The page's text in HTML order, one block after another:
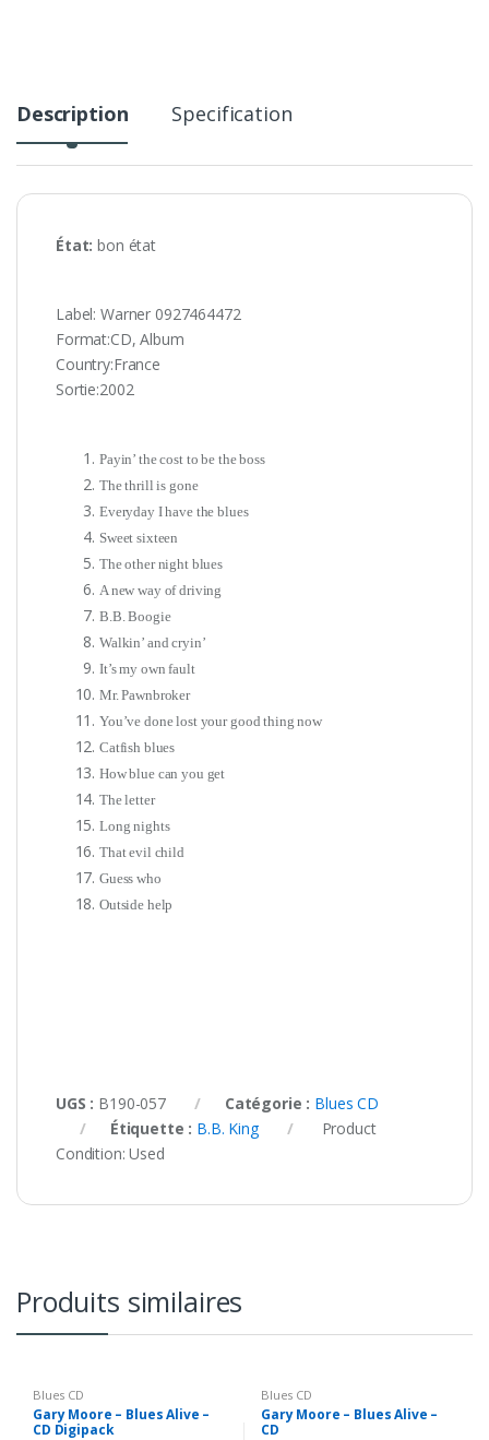
Description Specification
État:bon état
Label: Warner 0927464472 ‎
Format:CD, Album
Country:France
Sortie:2002
Payin’ the cost to be the boss
The thrill is gone
Everyday I have the blues
Sweet sixteen
The other night blues
A new way of driving
B.B. Boogie
Walkin’ and cryin’
It’s my own fault
Mr. Pawnbroker
You’ve done lost your good thing now
Catfish blues
How blue can you get
The letter
Long nights
That evil child
Guess who
Outside help
UGS : B190-057 Catégorie : Blues CD
Étiquette : B.B. King
Product
Condition:Used
Produits similaires
Blues CD
Gary Moore – Blues Alive –
CD Digipack
Blues CD
Gary Moore – Blues Alive –
CD